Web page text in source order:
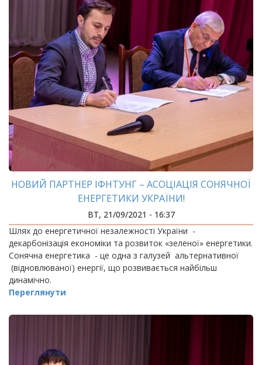
НОВИЙ ПАРТНЕР ІФНТУНГ – АСОЦІАЦІЯ СОНЯЧНОЇ
ЕНЕРГЕТИКИ УКРАЇНИ!
ВТ, 21/09/2021 - 16:37
Шлях до енергетичної незалежності України -
декарбонізація економіки та розвиток «зеленої» енергетики.
Сонячна енергетика - це одна з галузей альтернативної
(відновлюваної) енергії, що розвивається найбільш
динамічно.
Переглянути